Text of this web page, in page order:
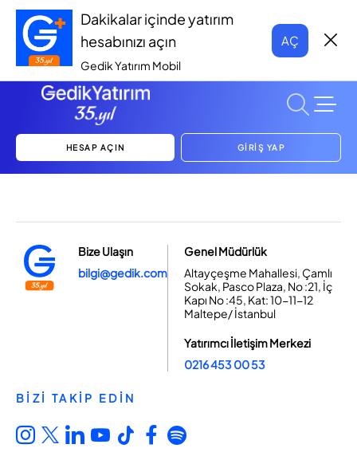
Dakikalar içinde yatırım
hesabınızı açın
Gedik Yatırım Mobil
AÇ
HESAP AÇIN GİRİŞ YAP
Bize Ulaşın
bilgi@gedik.com
Genel Müdürlük
Altayçeşme Mahallesi, Çamlı
Sokak, Pasco Plaza, No :21, İç
Kapı No :45, Kat: 10-11-12
Maltepe/ İstanbul
Yatırımcı İletişim Merkezi
0216 453 00 53
BİZİ TAKİP EDİN